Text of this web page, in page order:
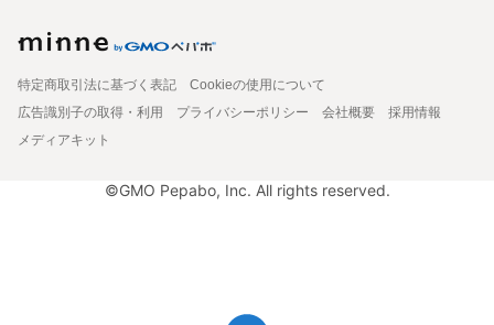
特定商取引法に基づく表記
Cookieの使用について
広告識別子の取得・利用
プライバシーポリシー 会社概要
採用情報
メディアキット
©GMO Pepabo, Inc. All rights reserved.